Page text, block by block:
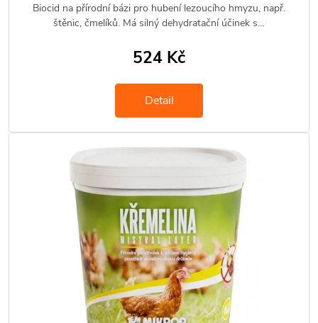
Biocid na přírodní bázi pro hubení lezoucího hmyzu, např.
štěnic, čmelíků. Má silný dehydratační účinek s…
524 Kč
Detail